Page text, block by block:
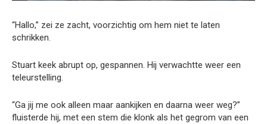
“Hallo,” zei ze zacht, voorzichtig om hem niet te laten
schrikken.
Stuart keek abrupt op, gespannen. Hij verwachtte weer een
teleurstelling.
“Ga jij me ook alleen maar aankijken en daarna weer weg?”
fluisterde hij, met een stem die klonk als het gegrom van een